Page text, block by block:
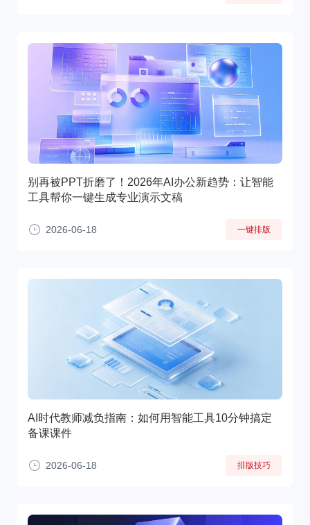
别再被PPT折磨了！2026年AI办公新趋势：让智能
工具帮你一键生成专业演示文稿
2026-06-18 一键排版
AI时代教师减负指南：如何用智能工具10分钟搞定
备课课件
2026-06-18 排版技巧